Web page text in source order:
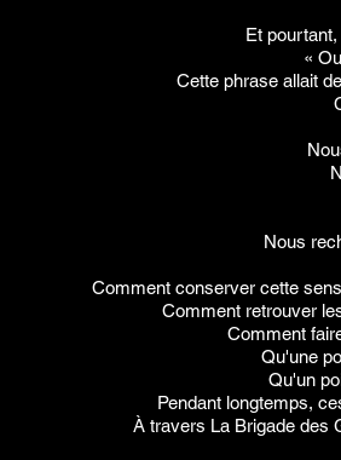
Et
«
Cette phrase allait
Nous
Comment conserver cette
Comment retrouver
Comment
Qu'une
Qu'un
Pendant longtemps,
À travers La Brigade des